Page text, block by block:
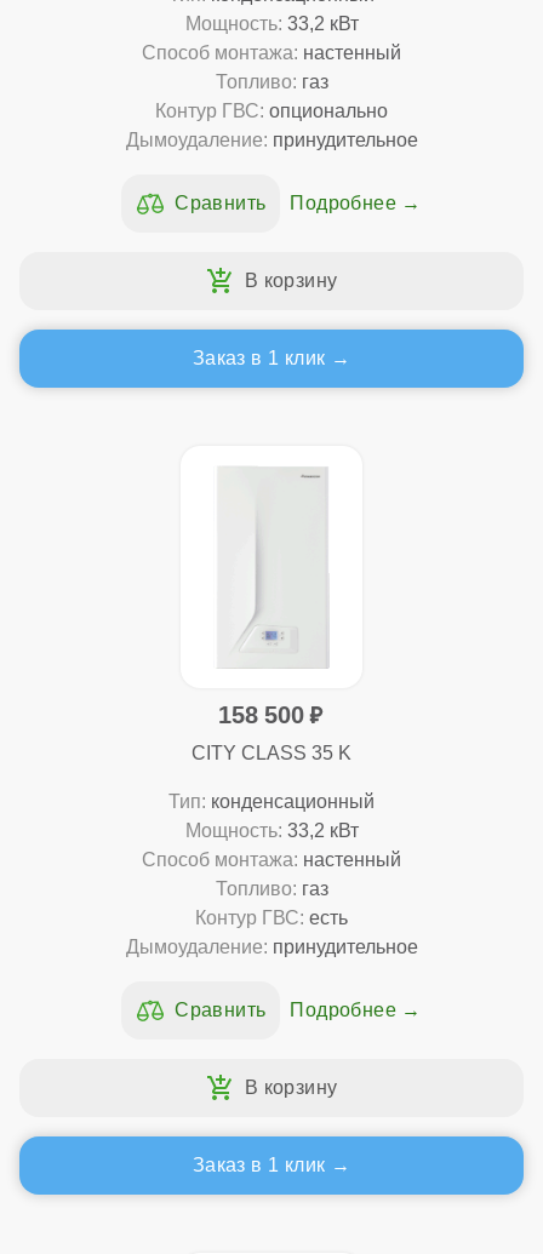
Мощность: 33,2 кВт
Способ монтажа: настенный
Топливо: газ
Контур ГВС: опционально
Дымоудаление: принудительное
Подробнее
Заказ в 1 клик
158 500
CITY CLASS 35 K
Тип: конденсационный
Мощность: 33,2 кВт
Способ монтажа: настенный
Топливо: газ
Контур ГВС: есть
Дымоудаление: принудительное
Подробнее
Заказ в 1 клик